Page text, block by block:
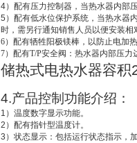
4）配有压力控制器，当热水器内部
5 ）配有低水位保护系统， 当热水器
时，需另行通知销售人员以便安装相
6）配有牺牲阳极镁棒，以防止电加
7）配有T/P安全阀：热水器内部压力
储热式电热水器容积
4.产品控制功能介绍：
1 ）温度数字显示功能。
2 ）配有指针型温度计。
3 ）状态显示：包括运行状态指示，